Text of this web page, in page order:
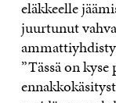
eläkkeelle
juurtunut
”Tässä on